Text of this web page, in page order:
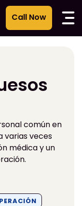
común en
varias veces
médica y un